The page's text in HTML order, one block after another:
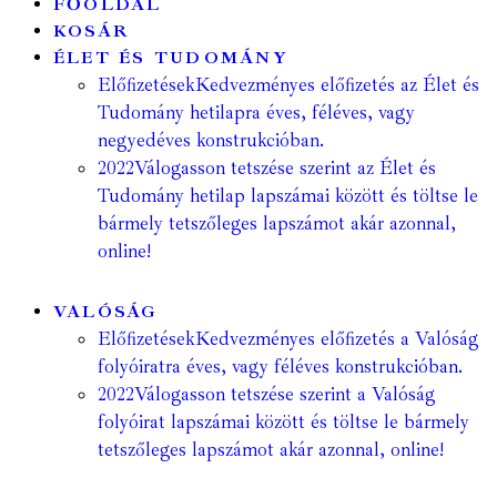
FŐOLDAL
KOSÁR
ÉLET ÉS TUDOMÁNY
ElőfizetésekKedvezményes előfizetés az Élet és
Tudomány hetilapra éves, féléves, vagy
negyedéves konstrukcióban.
2022Válogasson tetszése szerint az Élet és
Tudomány hetilap lapszámai között és töltse le
bármely tetszőleges lapszámot akár azonnal,
online!
VALÓSÁG
ElőfizetésekKedvezményes előfizetés a Valóság
folyóiratra éves, vagy féléves konstrukcióban.
2022Válogasson tetszése szerint a Valóság
folyóirat lapszámai között és töltse le bármely
tetszőleges lapszámot akár azonnal, online!